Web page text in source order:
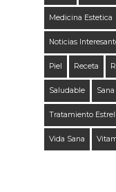
Medicina Estetica
Noticias
Piel Receta
Saludable Sana
Tratamiento
Vida Sana